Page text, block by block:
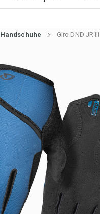
Handschuhe Giro DND JR